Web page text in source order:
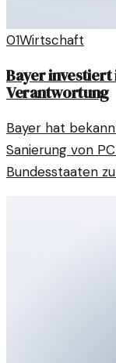
01Wirtschaft
Bayer investiert
Verantwortung
Bayer hat
Sanierung von
Bundesstaaten